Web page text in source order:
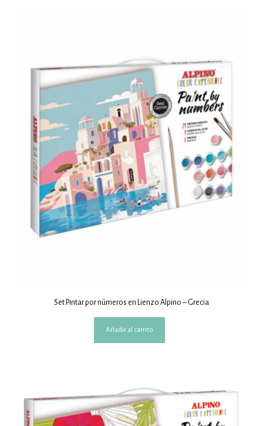
Set Pintar por números en Lienzo Alpino – Grecia
Añadir al carrito